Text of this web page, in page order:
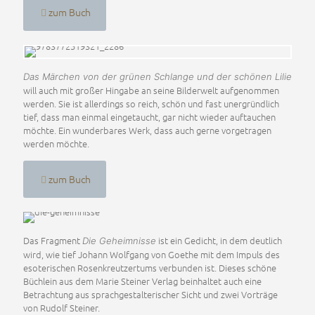
zum Buch
Das Märchen von der grünen Schlange und der schönen Lilie
will auch mit großer Hingabe an seine Bilderwelt aufgenommen
werden. Sie ist allerdings so reich, schön und fast unergründlich
tief, dass man einmal eingetaucht, gar nicht wieder auftauchen
möchte. Ein wunderbares Werk, dass auch gerne vorgetragen
werden möchte.
zum Buch
Das Fragment Die Geheimnisse ist ein Gedicht, in dem deutlich
wird, wie tief Johann Wolfgang von Goethe mit dem Impuls des
esoterischen Rosenkreutzertums verbunden ist. Dieses schöne
Büchlein aus dem Marie Steiner Verlag beinhaltet auch eine
Betrachtung aus sprachgestalterischer Sicht und zwei Vorträge
von Rudolf Steiner.